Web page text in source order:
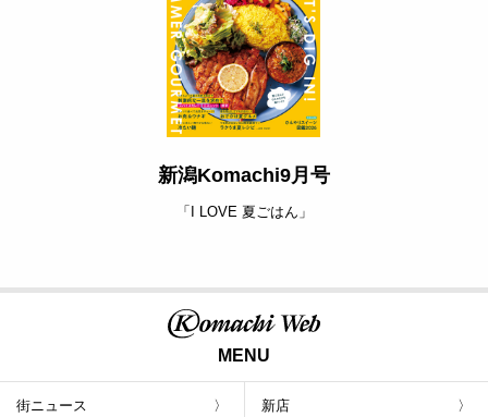
新潟Komachi9月号
「I LOVE 夏ごはん」
MENU
街ニュース 新店